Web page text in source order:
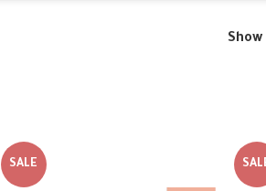
Show
SALE